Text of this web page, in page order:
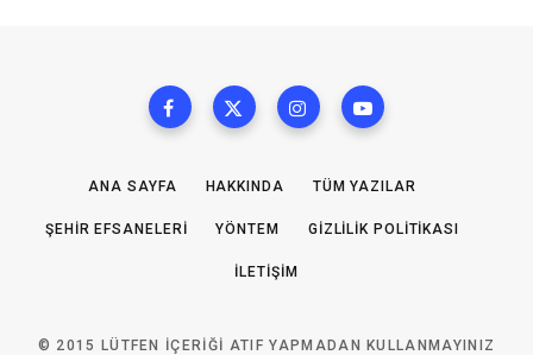
ANA SAYFA HAKKINDA TÜM YAZILAR
ŞEHIR EFSANELERI YÖNTEM GIZLILIK POLITIKASI
İLETIŞIM
© 2015 LÜTFEN IÇERIĞI ATIF YAPMADAN KULLANMAYINIZ